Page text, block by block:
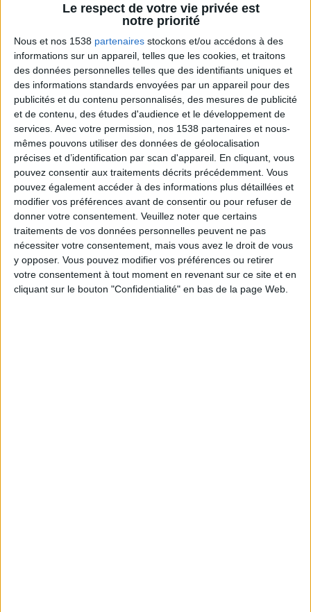
Le respect de votre vie privée est
notre priorité
Nous et nos 1538 partenaires stockons et/ou accédons à des
informations sur un appareil, telles que les cookies, et traitons
des données personnelles telles que des identifiants uniques et
des informations standards envoyées par un appareil pour des
publicités et du contenu personnalisés, des mesures de publicité
et de contenu, des études d'audience et le développement de
services. Avec votre permission, nos 1538 partenaires et nous-
mêmes pouvons utiliser des données de géolocalisation
précises et d’identification par scan d'appareil. En cliquant, vous
pouvez consentir aux traitements décrits précédemment. Vous
pouvez également accéder à des informations plus détaillées et
modifier vos préférences avant de consentir ou pour refuser de
donner votre consentement. Veuillez noter que certains
traitements de vos données personnelles peuvent ne pas
nécessiter votre consentement, mais vous avez le droit de vous
y opposer. Vous pouvez modifier vos préférences ou retirer
votre consentement à tout moment en revenant sur ce site et en
cliquant sur le bouton "Confidentialité" en bas de la page Web.
dîner dans la journée ?
9:24 Régime sans sucre : Crème liquide 12% (2
cuillères à soupe par 10g MG), c'est ok ?
9:55 Peut-on consommer le fruit du déjeuner en
collation ?
10:41 Peut-on utiliser 1 càc de moutarde plus
souvent dans les salades ?
Combien de kilos souhaitez-vous perdre ?
Moins de
5 kilos
kilos
Plus de
10 kilos
Webinaires en direct Voir tout
Chaque semaine, posez vos questions en live